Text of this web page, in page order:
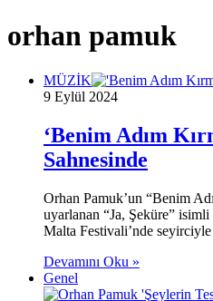
orhan pamuk
MÜZİK
9 Eylül 2024
‘Benim Adım
Sahnesinde
Orhan Pamuk’un “Benim
uyarlanan “Ja, Şeküre”
Malta Festivali’nde
Devamını Oku »
Genel